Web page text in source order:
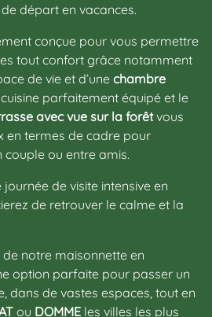
départ en vacances.
conçue pour vous permettre
tout confort grâce notamment
de vie et d’une chambre
parfaitement équipé et le
avec vue sur la forêtvous
en termes de cadre pour
ou entre amis.
de visite intensive en
de retrouver le calme et la
notre maisonnette en
option parfaite pour passer un
dans de vastes espaces, tout en
ou DOMME les villes les plus